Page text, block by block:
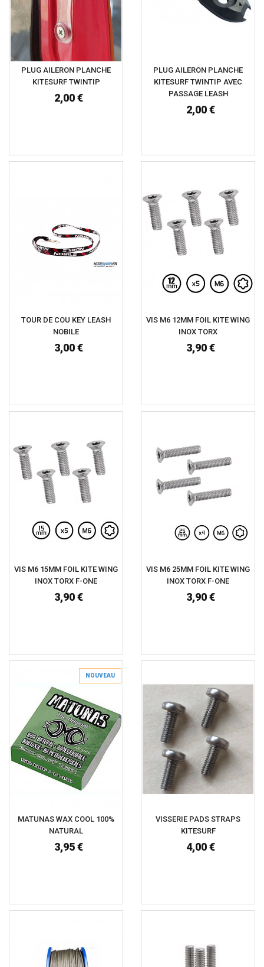
PLUG AILERON PLANCHE
KITESURF TWINTIP
2,00 €
PLUG AILERON PLANCHE
KITESURF TWINTIP AVEC
PASSAGE LEASH
2,00 €
TOUR DE COU KEY LEASH
NOBILE
3,00 €
VIS M6 12MM FOIL KITE WING
INOX TORX
3,90 €
VIS M6 15MM FOIL KITE WING
INOX TORX F-ONE
3,90 €
VIS M6 25MM FOIL KITE WING
INOX TORX F-ONE
3,90 €
NOUVEAU
MATUNAS WAX COOL 100%
NATURAL
3,95 €
VISSERIE PADS STRAPS
KITESURF
4,00 €